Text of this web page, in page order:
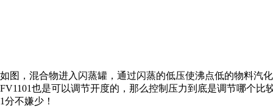
如图，混合物进入闪蒸罐，通过闪蒸的低压使沸点低的物料汽
FV1101也是可以调节开度的，那么控制压力到底是调节哪个比
1分不嫌少！